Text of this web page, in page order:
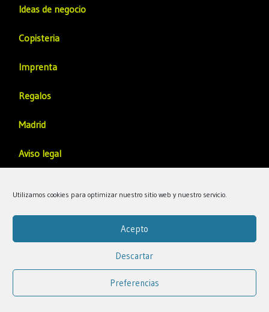
Utilizamos cookies para optimizar nuestro sitio web y nuestro servicio.
Acepto
Descartar
Preferencias
Ideas de negocio
Copisteria
Imprenta
Regalos
Madrid
Aviso legal
© Franquicia de Papelería, Material escolar, Oficina,
Fotocopias, Regalos, Manualidades y Scrapbooking |